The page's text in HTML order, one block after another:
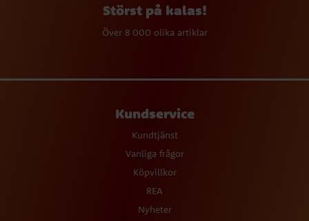
Störst på kalas!
Över 8 000 olika artiklar
Kundservice
Kundtjänst
Vanliga frågor
Köpvillkor
REA
Nyheter